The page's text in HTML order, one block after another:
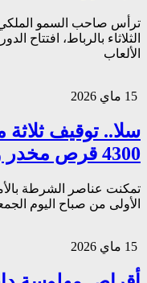
ترأس صاحب السمو الملكي
الثلاثاء بالرباط، افتتاح
الألعاب
سلا.. توقيف
4300 قرص مخدر وكوكايين وإكستازي
تمكنت عناصر الشرطة
الأولى من صباح اليوم الجمعة 15 ماي الجاري، من توقيف